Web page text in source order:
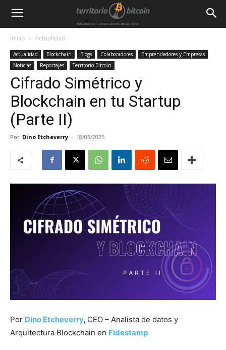
Inicio Actualidad
Actualidad Blockchain Blogs Colaboradores
Emprendedores y Empresas
Noticias
Reportajes Territorio Bitcoin
Cifrado Simétrico y
Blockchain en tu Startup
(Parte II)
Por Dino Etcheverry - 18/03/2025
Por Dino Etcheverry, CEO – Analista de datos y
Arquitectura Blockchain en Fidestamp